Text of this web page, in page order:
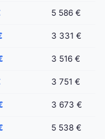
5 586 €
3 331 €
3 516 €
3 751 €
3 673 €
5 538 €